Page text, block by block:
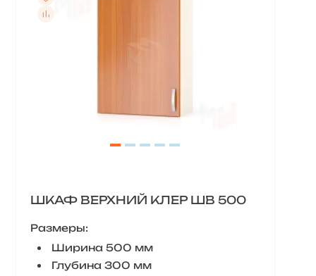
ШКАФ ВЕРХНИЙ КЛЕР ШВ 500
Размеры:
Ширина 500 мм
Глубина 300 мм